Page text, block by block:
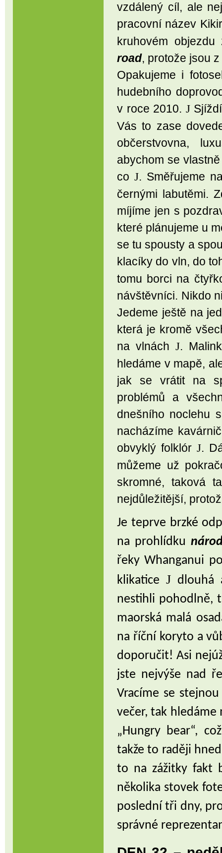
vzdálený cíl, ale
pracovní název
kruhovém
road, protože jsou
Opakujeme i
hudebního
v roce 2010. J
Vás to zase
občerstvovna,
abychom se
co J. Směřujeme
černými labutěmi.
míjíme jen s
které plánujeme u
se tu spousty a
klacíky do vln, do
tomu borci na
návštěvníci. Nikdo
Jedeme ještě na
která je kromě
na vlnách J.
hledáme v mapě,
jak se vrátit na
problémů a
dnešního noclehu
nacházíme
obvyklý folklór J.
můžeme už
skromné, taková
nejdůležitější,
Je teprve brzké
na prohlídku
řeky Whanganui
klikatice J dlouhá
nestihli pohodlně,
maorská malá
na říční koryto a
doporučit! Asi
jste nejvýše nad
Vracíme se
večer, tak hledáme
„Hungry bear“,
takže to raději
to na zážitky fakt
několika stovek
poslední tři dny,
správné